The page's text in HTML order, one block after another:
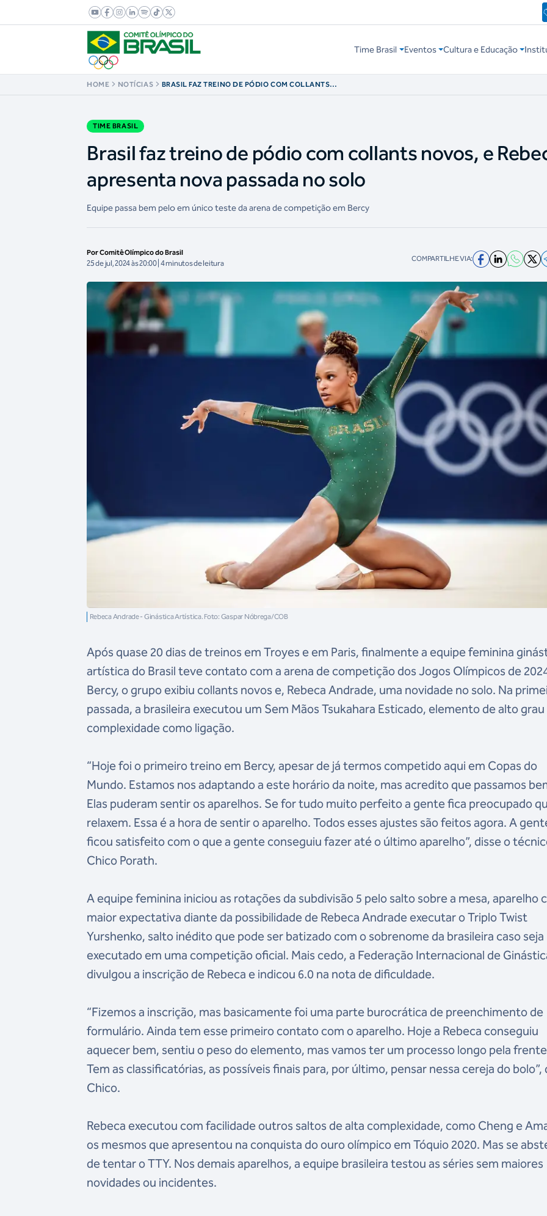
Time Brasil Eventos Cultura e Educação
HOME NOTÍCIAS
BRASIL FAZ TREINO DE PÓDIO COM COLLANTS
TIME BRASIL
Brasil faz treino de pódio com collants novos, e
apresenta nova passada no solo
Equipe passa bem pelo em único teste da arena de competição em Bercy
Por Comitê Olímpico do Brasil
25 de jul, 2024 às 20:00 | 4 minutos de leitura COMPARTILHE VIA:
Rebeca Andrade - Ginástica Artística. Foto: Gaspar Nóbrega/COB
Após quase 20 dias de treinos em Troyes e em Paris, finalmente a equipe feminina
artística do Brasil teve contato com a arena de competição dos Jogos Olímpicos de
Bercy, o grupo exibiu collants novos e, Rebeca Andrade, uma novidade no solo. Na
passada, a brasileira executou um Sem Mãos Tsukahara Esticado, elemento de alto
complexidade como ligação.
“Hoje foi o primeiro treino em Bercy, apesar de já termos competido aqui em Copas do
Mundo. Estamos nos adaptando a este horário da noite, mas acredito que passamos
Elas puderam sentir os aparelhos. Se for tudo muito perfeito a gente fica preocupado
relaxem. Essa é a hora de sentir o aparelho. Todos esses ajustes são feitos agora. A
ficou satisfeito com o que a gente conseguiu fazer até o último aparelho”, disse o
Chico Porath.
A equipe feminina iniciou as rotações da subdivisão 5 pelo salto sobre a mesa, aparelho
maior expectativa diante da possibilidade de Rebeca Andrade executar o Triplo Twist
Yurshenko, salto inédito que pode ser batizado com o sobrenome da brasileira caso seja
executado em uma competição oficial. Mais cedo, a Federação Internacional de
divulgou a inscrição de Rebeca e indicou 6.0 na nota de dificuldade.
“Fizemos a inscrição, mas basicamente foi uma parte burocrática de preenchimento de
formulário. Ainda tem esse primeiro contato com o aparelho. Hoje a Rebeca conseguiu
aquecer bem, sentiu o peso do elemento, mas vamos ter um processo longo pela
Tem as classificatórias, as possíveis finais para, por último, pensar nessa cereja do bolo”,
Chico.
Rebeca executou com facilidade outros saltos de alta complexidade, como Cheng e
os mesmos que apresentou na conquista do ouro olímpico em Tóquio 2020. Mas se
de tentar o TTY. Nos demais aparelhos, a equipe brasileira testou as séries sem maiores
novidades ou incidentes.